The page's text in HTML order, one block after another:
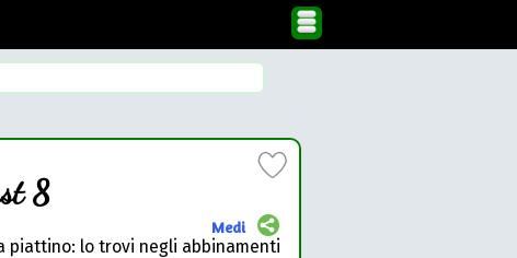
8
Medi
piattino: lo trovi negli abbinamenti